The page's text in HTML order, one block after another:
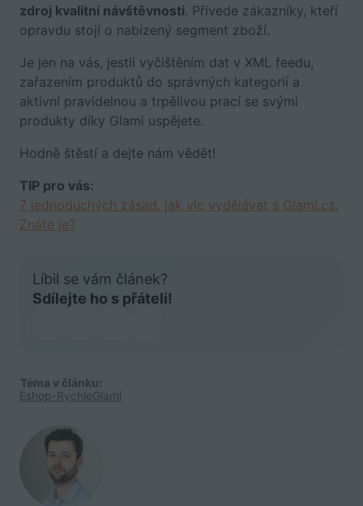
zdroj kvalitní návštěvnosti. Přivede zákazníky, kteří
opravdu stojí o nabízený segment zboží.
Je jen na vás, jestli vyčištěním dat v XML feedu,
zařazením produktů do správných kategorií a
aktivní pravidelnou a trpělivou prací se svými
produkty díky Glami uspějete.
Hodně štěstí a dejte nám vědět!
TIP pro vás:
7 jednoduchých zásad, jak víc vydělávat s Glami.cz.
Znáte je?
Líbil se vám článek?
Sdílejte ho s přáteli!
Téma v článku:
Eshop-RychleGlami